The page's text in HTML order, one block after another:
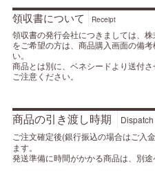
領収書について Receipt
領収書の発行会社につきましては、
をご希望の方は、商品購入画面の備
い。
商品とは別に、ベネシードより送付
ご注意ください。
商品の引き渡し時期
Dispatch
ご注文確定後(銀行振込の場合はご入
ます。
発送準備に時間がかかる商品は、別途